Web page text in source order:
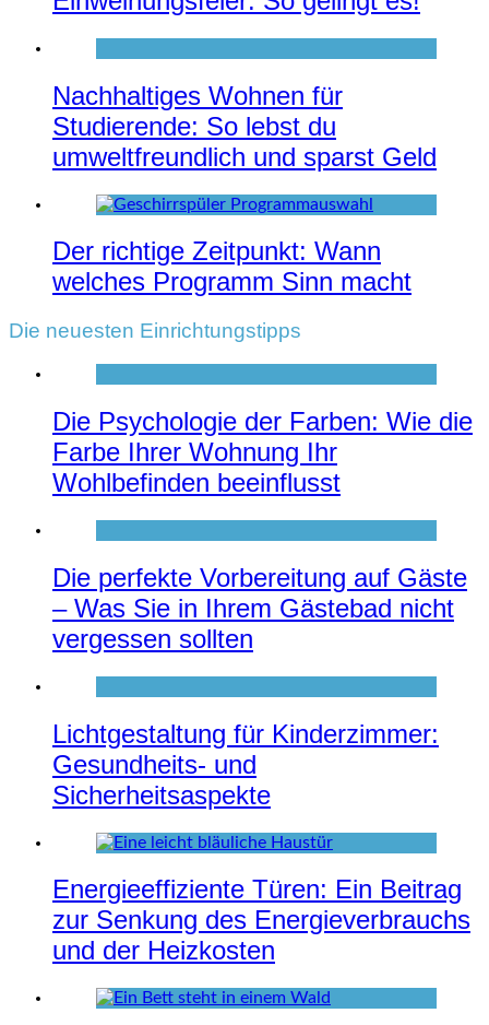
Nachhaltiges Wohnen für
Studierende: So lebst du
umweltfreundlich und sparst Geld
Der richtige Zeitpunkt: Wann
welches Programm Sinn macht
Die neuesten Einrichtungstipps
Die Psychologie der Farben: Wie die
Farbe Ihrer Wohnung Ihr
Wohlbefinden beeinflusst
Die perfekte Vorbereitung auf Gäste
– Was Sie in Ihrem Gästebad nicht
vergessen sollten
Lichtgestaltung für Kinderzimmer:
Gesundheits- und
Sicherheitsaspekte
Energieeffiziente Türen: Ein Beitrag
zur Senkung des Energieverbrauchs
und der Heizkosten